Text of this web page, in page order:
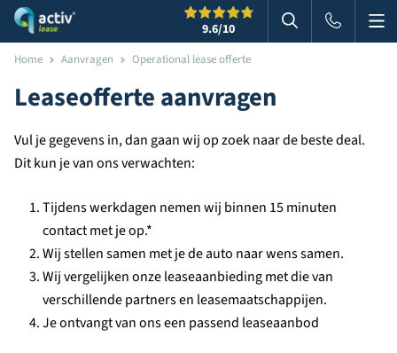
9.6/10 Zoeken in
Home Aanvragen Operational lease offerte
Leaseofferte aanvragen
Vul je gegevens in, dan gaan wij op zoek naar de beste deal.
Dit kun je van ons verwachten:
Tijdens werkdagen nemen wij binnen 15 minuten
contact met je op.*
Wij stellen samen met je de auto naar wens samen.
Wij vergelijken onze leaseaanbieding met die van
verschillende partners en leasemaatschappijen.
Je ontvangt van ons een passend leaseaanbod